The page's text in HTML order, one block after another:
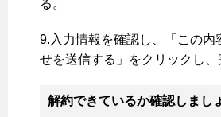
る。
9.入力情報を確認し、「この内
せを送信する」をクリックし、
解約できているか確認しまし